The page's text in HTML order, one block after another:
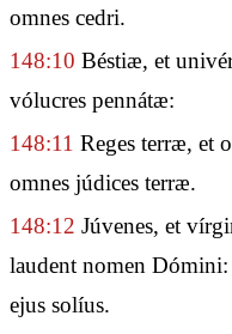
omnes cedri.
148:10 Béstiæ, et
vólucres pennátæ:
148:11 Reges terræ, et
omnes júdices terræ.
148:12 Júvenes, et
laudent nomen
ejus solíus.